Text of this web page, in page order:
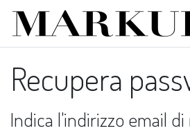
Recupera
Indica l'indirizzo email